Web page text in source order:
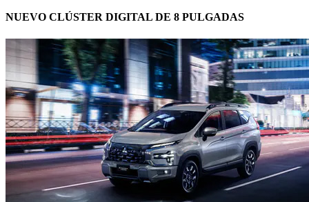
NUEVO CLÚSTER DIGITAL DE 8 PULGADAS